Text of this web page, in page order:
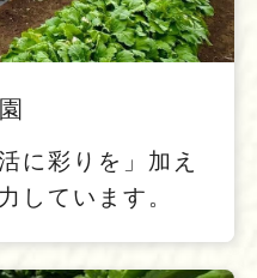
に彩りを」加え
しています。